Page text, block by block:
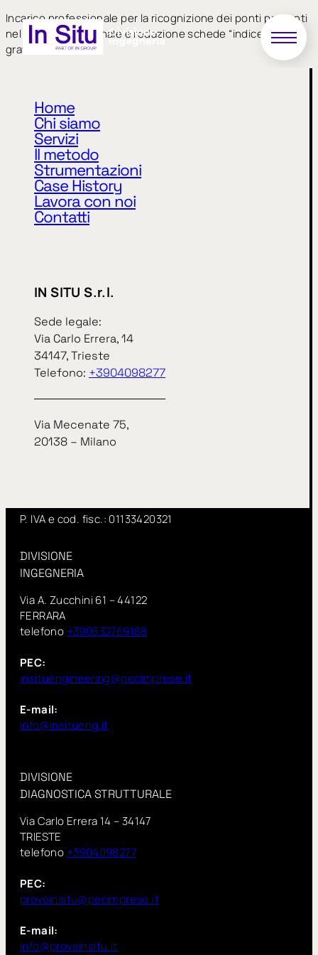
Home
Chi siamo
Servizi
Il metodo
Strumentazioni
Case History
Lavora con noi
Contatti
IN SITU S.r.l.
Sede legale:
Via Carlo Errera, 14
34147, Trieste
Telefono: +3904098277
Via Mecenate 75,
20138 – Milano
Incarico professionale per la ricognizione dei ponti presenti
nel territorio comunale e redazione schede “indice di
gravità”
Privacy Policy Cookie Policy
IN SITU S.r.l.
Sede legale:
Via Carlo Errera, 14
34147, Trieste
telefono+3904098277
Via Mecenate 75,
20138 – Milano
P. IVA e cod. fisc.: 01133420321
DIVISIONE
INGEGNERIA
Via A. Zucchini 61 – 44122
FERRARA
telefono +390532769188
PEC:
insituengineering@pecimprese.it
E-mail:
info@insitueng.it
DIVISIONE
DIAGNOSTICA STRUTTURALE
Via Carlo Errera 14 – 34147
TRIESTE
telefono +3904098277
PEC:
proveinsitu@pecimprese.it
E-mail:
info@proveinsitu.it